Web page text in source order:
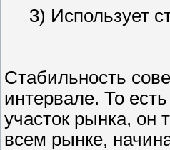
3) Использует
Стабильность
интервале. То
участок рынка, он
всем рынке,